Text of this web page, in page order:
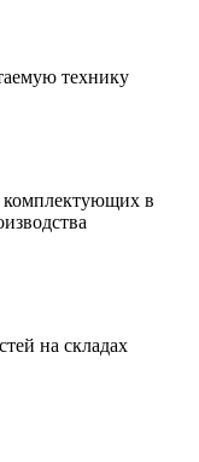
технику
комплектующих в
на складах